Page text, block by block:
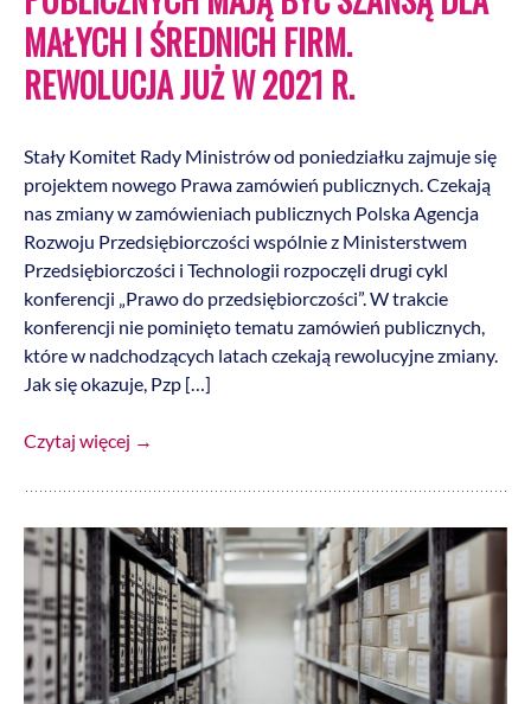
MAŁYCH I ŚREDNICH FIRM.
REWOLUCJA JUŻ W 2021 R.
Stały Komitet Rady Ministrów od poniedziałku zajmuje się
projektem nowego Prawa zamówień publicznych. Czekają
nas zmiany w zamówieniach publicznych Polska Agencja
Rozwoju Przedsiębiorczości wspólnie z Ministerstwem
Przedsiębiorczości i Technologii rozpoczęli drugi cykl
konferencji „Prawo do przedsiębiorczości”. W trakcie
konferencji nie pominięto tematu zamówień publicznych,
które w nadchodzących latach czekają rewolucyjne zmiany.
Jak się okazuje, Pzp […]
Czytaj więcej →